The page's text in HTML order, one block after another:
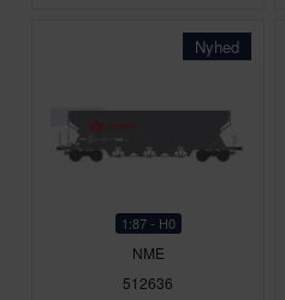
Nyhed
1:87 - H0
NME
512636